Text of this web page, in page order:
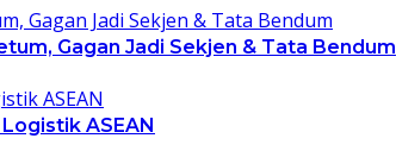
Gagan Jadi Sekjen & Tata Bendum
ASEAN